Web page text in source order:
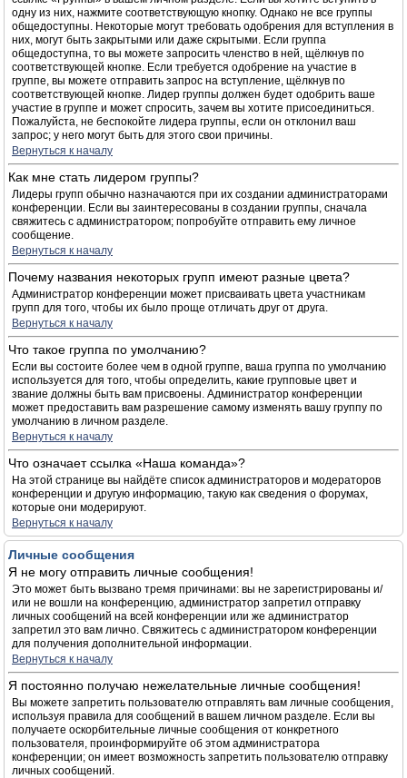
одну из них, нажмите соответствующую кнопку. Однако не все группы
общедоступны. Некоторые могут требовать одобрения для вступления в
них, могут быть закрытыми или даже скрытыми. Если группа
общедоступна, то вы можете запросить членство в ней, щёлкнув по
соответствующей кнопке. Если требуется одобрение на участие в
группе, вы можете отправить запрос на вступление, щёлкнув по
соответствующей кнопке. Лидер группы должен будет одобрить ваше
участие в группе и может спросить, зачем вы хотите присоединиться.
Пожалуйста, не беспокойте лидера группы, если он отклонил ваш
запрос; у него могут быть для этого свои причины.
Вернуться к началу
Как мне стать лидером группы?
Лидеры групп обычно назначаются при их создании администраторами
конференции. Если вы заинтересованы в создании группы, сначала
свяжитесь с администратором; попробуйте отправить ему личное
сообщение.
Вернуться к началу
Почему названия некоторых групп имеют разные цвета?
Администратор конференции может присваивать цвета участникам
групп для того, чтобы их было проще отличать друг от друга.
Вернуться к началу
Что такое группа по умолчанию?
Если вы состоите более чем в одной группе, ваша группа по умолчанию
используется для того, чтобы определить, какие групповые цвет и
звание должны быть вам присвоены. Администратор конференции
может предоставить вам разрешение самому изменять вашу группу по
умолчанию в личном разделе.
Вернуться к началу
Что означает ссылка «Наша команда»?
На этой странице вы найдёте список администраторов и модераторов
конференции и другую информацию, такую как сведения о форумах,
которые они модерируют.
Вернуться к началу
Личные сообщения
Я не могу отправить личные сообщения!
Это может быть вызвано тремя причинами: вы не зарегистрированы и/
или не вошли на конференцию, администратор запретил отправку
личных сообщений на всей конференции или же администратор
запретил это вам лично. Свяжитесь с администратором конференции
для получения дополнительной информации.
Вернуться к началу
Я постоянно получаю нежелательные личные сообщения!
Вы можете запретить пользователю отправлять вам личные сообщения,
используя правила для сообщений в вашем личном разделе. Если вы
получаете оскорбительные личные сообщения от конкретного
пользователя, проинформируйте об этом администратора
конференции; он имеет возможность запретить пользователю отправку
личных сообщений.